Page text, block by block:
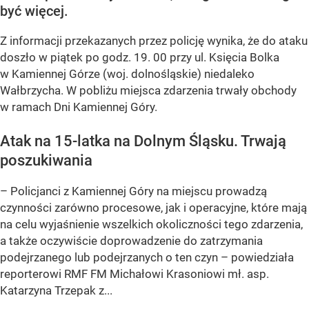
być więcej.
Z informacji przekazanych przez policję wynika, że do ataku
doszło w piątek po godz. 19. 00 przy ul. Księcia Bolka
w Kamiennej Górze (woj. dolnośląskie) niedaleko
Wałbrzycha. W pobliżu miejsca zdarzenia trwały obchody
w ramach Dni Kamiennej Góry.
Atak na 15-latka na Dolnym Śląsku. Trwają
poszukiwania
– Policjanci z Kamiennej Góry na miejscu prowadzą
czynności zarówno procesowe, jak i operacyjne, które mają
na celu wyjaśnienie wszelkich okoliczności tego zdarzenia,
a także oczywiście doprowadzenie do zatrzymania
podejrzanego lub podejrzanych o ten czyn – powiedziała
reporterowi RMF FM Michałowi Krasoniowi mł. asp.
Katarzyna Trzepak z...